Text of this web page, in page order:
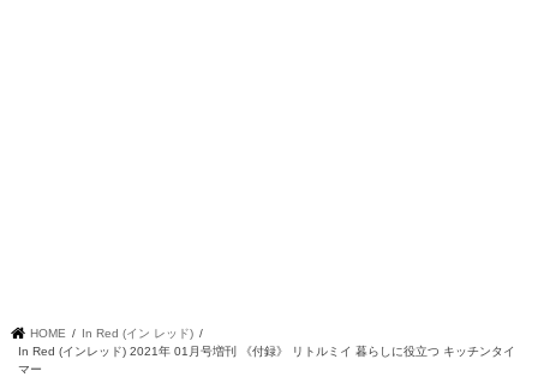
HOME
In Red (イン レッド)
In Red (インレッド) 2021年 01月号増刊 《付録》 リトルミイ 暮らしに役立つ キッチンタイ
マー